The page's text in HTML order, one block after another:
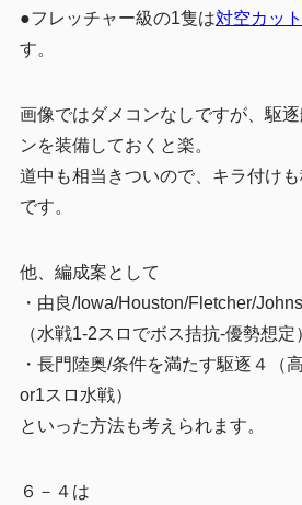
●フレッチャー級の1隻は対空カッ
す。
画像ではダメコンなしですが、駆
ンを装備しておくと楽。
道中も相当きついので、キラ付け
です。
他、編成案として
・由良/Iowa/Houston/Fletcher/
（水戦1-2スロでボス拮抗-優勢想定
・長門陸奥/条件を満たす駆逐４（
or1スロ水戦）
といった方法も考えられます。
６－４は